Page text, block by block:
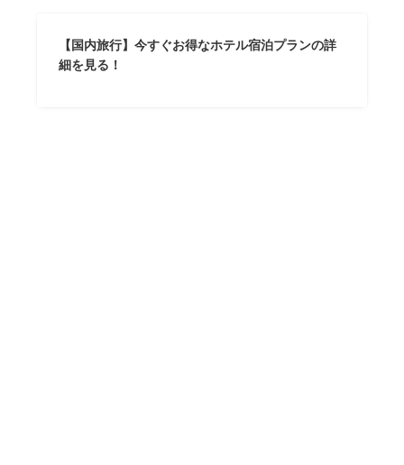
【国内旅行】今すぐお得なホテル宿泊プランの詳
細を見る！